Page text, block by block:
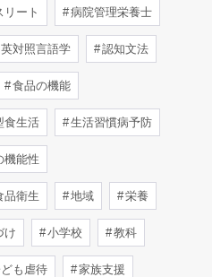
ート 病院管理栄養士
対照言語学 認知文法
食品の機能
生活 生活習慣病予防
能性
衛生 地域 栄養
け 小学校 教科
も虐待 家族支援